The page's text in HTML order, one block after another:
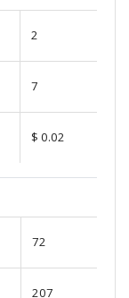
2
7
$ 0.02
72
207